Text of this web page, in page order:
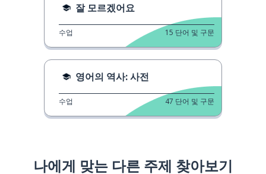
잘 모르겠어요
수업 15 단어 및 구문
영어의 역사: 사전
수업 47 단어 및 구문
나에게 맞는 다른 주제 찾아보기